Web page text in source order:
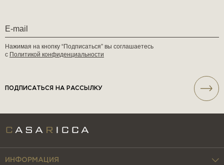
Нажимая на кнопку “Подписаться” вы соглашаетесь
с Политикой конфиденциальности
ПОДПИСАТЬСЯ НА РАССЫЛКУ
ИНФОРМАЦИЯ